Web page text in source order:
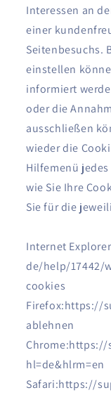
Interessen an
einer
Seitenbesuchs.
einstellen
informiert
oder die
ausschließen
wieder die
Hilfemenü
wie Sie Ihre
Sie für die
Internet
de/help/17442/
cookies
Firefox:https://
ablehnen
Chrome:https://
hl=de&hlrm=en
Safari:https://